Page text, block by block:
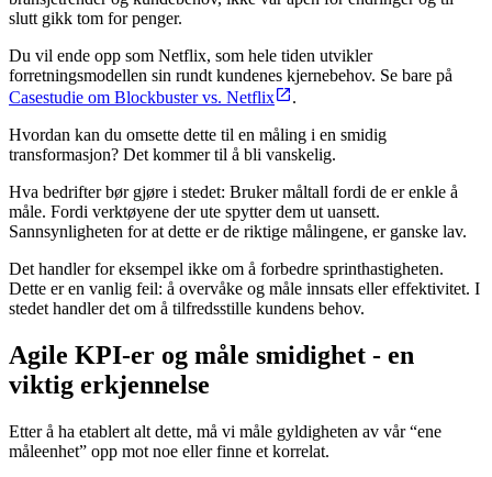
slutt gikk tom for penger.
Du vil ende opp som Netflix, som hele tiden utvikler
forretningsmodellen sin rundt kundenes kjernebehov. Se bare på
Casestudie om Blockbuster vs. Netflix
.
Hvordan kan du omsette dette til en måling i en smidig
transformasjon? Det kommer til å bli vanskelig.
Hva bedrifter bør gjøre i stedet: Bruker måltall fordi de er enkle å
måle. Fordi verktøyene der ute spytter dem ut uansett.
Sannsynligheten for at dette er de riktige målingene, er ganske lav.
Det handler for eksempel ikke om å forbedre sprinthastigheten.
Dette er en vanlig feil: å overvåke og måle innsats eller effektivitet. I
stedet handler det om å tilfredsstille kundens behov.
Agile KPI-er og måle smidighet - en
viktig erkjennelse
Etter å ha etablert alt dette, må vi måle gyldigheten av vår “ene
måleenhet” opp mot noe eller finne et korrelat.